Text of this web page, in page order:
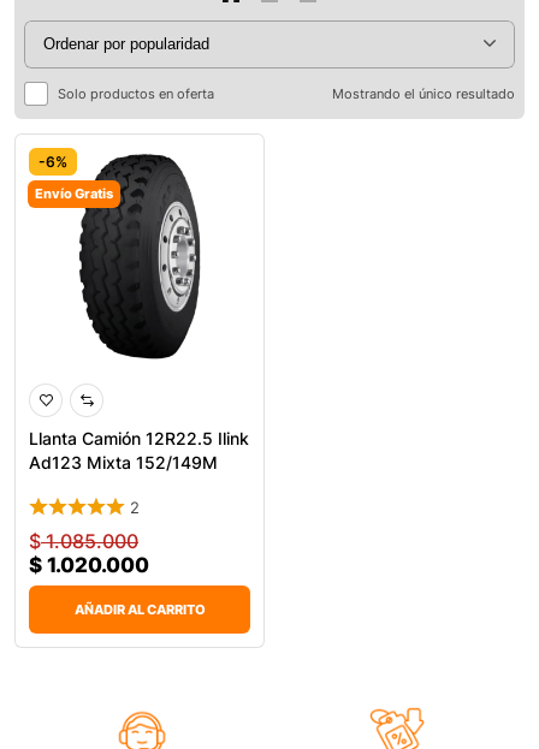
Solo productos en oferta Mostrando el único resultado
-6%
Envío Gratis
Llanta Camión 12R22.5 Ilink
Ad123 Mixta 152/149M
2
$1.085.000
$ 1.020.000
AÑADIR AL CARRITO